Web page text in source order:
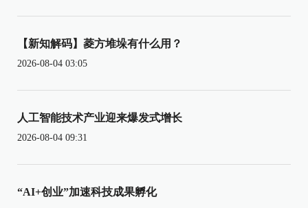
【新知解码】菱方堆垛有什么用？
2026-08-04 03:05
人工智能技术产业迎来爆发式增长
2026-08-04 09:31
“AI+创业”加速科技成果孵化